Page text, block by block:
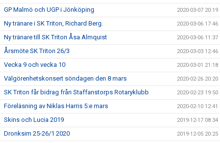
GP Malmö och UGP i Jönköping 2020-03-07 20:19
Ny tränare i SK Triton, Richard Berg. 2020-03-06 17:46
Ny tränare till SK Triton Åsa Almquist 2020-03-06 11:37
Årsmöte SK Triton 26/3 2020-03-03 12:46
Vecka 9 och vecka 10 2020-03-01 21:18
Välgörenhetskonsert söndagen den 8 mars 2020-02-26 20:20
SK Triton får bidrag från Staffanstorps Rotaryklubb 2020-02-23 19:50
Föreläsning av Niklas Harris 5:e mars 2020-02-10 12:41
Skins och Lucia 2019 2019-12-17 08:34
Dronksim 25-26/1 2020 2019-12-05 20:25